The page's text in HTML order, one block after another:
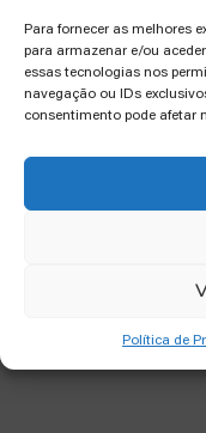
Para fornecer as melhores
para armazenar e/ou
essas tecnologias nos
navegação ou IDs
consentimento pode afetar
Política de
[/
[vc_tta_section
diretos).[/
[/